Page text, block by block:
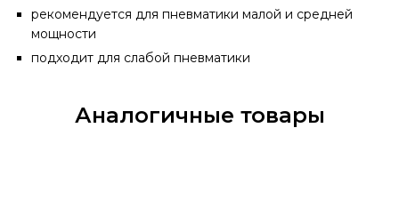
рекомендуется для пневматики малой и средней
мощности
подходит для слабой пневматики
Аналогичные товары